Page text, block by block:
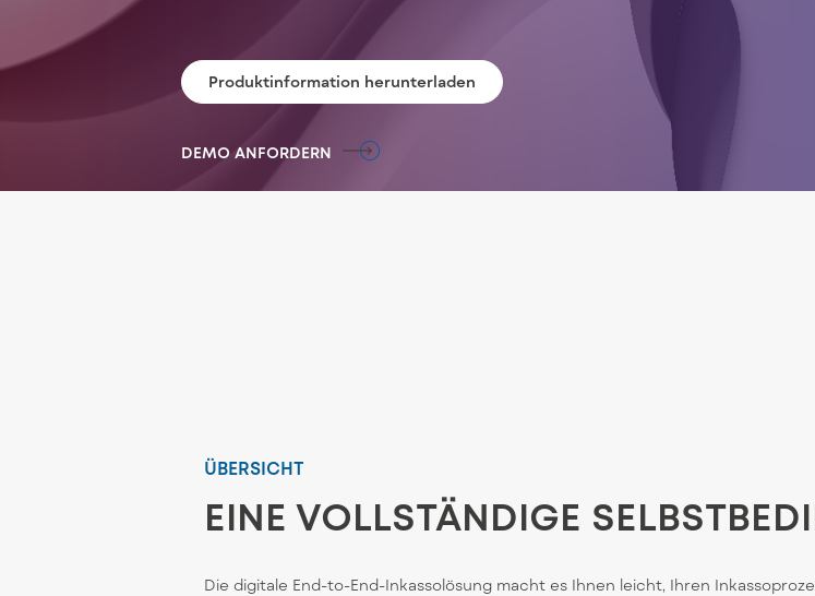
Produktinformation herunterladen
DEMO ANFORDERN
ÜBERSICHT
EINE VOLLSTÄNDIGE
Die digitale End-to-End-Inkassolösung macht es Ihnen leicht, Ihren